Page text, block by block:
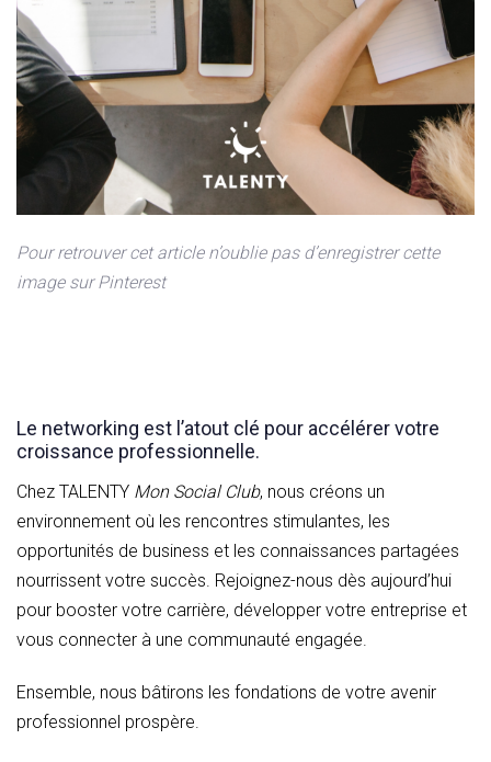
Pour retrouver cet article n’oublie pas d’enregistrer cette
image sur Pinterest
Le networking est l’atout clé pour accélérer votre
croissance professionnelle.
Chez TALENTY Mon Social Club, nous créons un
environnement où les rencontres stimulantes, les
opportunités de business et les connaissances partagées
nourrissent votre succès. Rejoignez-nous dès aujourd’hui
pour booster votre carrière, développer votre entreprise et
vous connecter à une communauté engagée.
Ensemble, nous bâtirons les fondations de votre avenir
professionnel prospère.